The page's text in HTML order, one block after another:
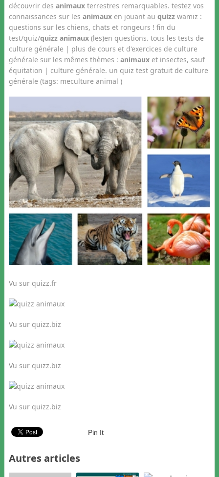
découvrir des animauxterrestres remarquables. testez vos
connaissances sur les animauxen jouant au quizzwamiz :
questions sur les chiens, chats et rongeurs ! fin du
test/quiz/quizz animaux(les)en questions. tous les tests de
culture générale | plus de cours et d'exercices de culture
générale sur les mêmes thèmes : animauxet insectes, sauf
équitation | culture générale. un quiz test gratuit de culture
générale (tags: meculture animal )
Vu sur quizz.fr
Vu sur quizz.biz
Vu sur quizz.biz
Vu sur quizz.biz
Pin It
Autres articles